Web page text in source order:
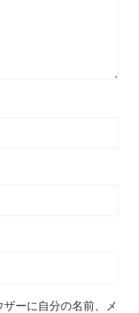
ーに自分の名前、メ